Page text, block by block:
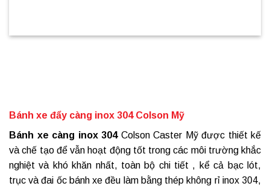
Bánh xe đẩy càng inox 304 Colson Mỹ
Bánh xe càng inox 304Colson Caster Mỹ được thiết kế
và chế tạo để vẫn hoạt động tốt trong các môi trường khắc
nghiệt và khó khăn nhất, toàn bộ chi tiết , kể cả bạc lót,
trục và đai ốc bánh xe đều làm bằng thép không rỉ inox 304,